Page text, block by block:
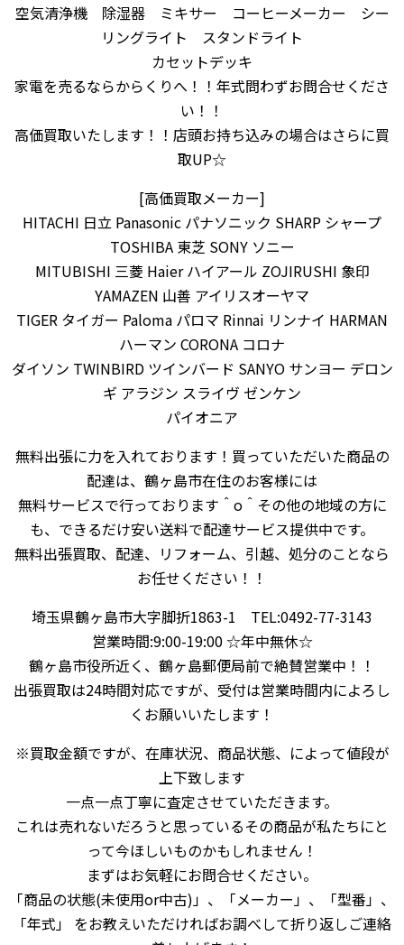
空気清浄機 除湿器 ミキサー コーヒーメーカー シー
リングライト スタンドライト
カセットデッキ
家電を売るならからくりへ！！年式問わずお問合せくださ
い！！
高価買取いたします！！店頭お持ち込みの場合はさらに買
取UP☆
[高価買取メーカー]
HITACHI 日立 Panasonic パナソニック SHARP シャープ
TOSHIBA 東芝 SONY ソニー
MITUBISHI 三菱 Haier ハイアール ZOJIRUSHI 象印
YAMAZEN 山善 アイリスオーヤマ
TIGER タイガー Paloma パロマ Rinnai リンナイ HARMAN
ハーマン CORONA コロナ
ダイソン TWINBIRD ツインバード SANYO サンヨー デロン
ギ アラジン スライヴ ゼンケン
パイオニア
無料出張に力を入れております！買っていただいた商品の
配達は、鶴ヶ島市在住のお客様には
無料サービスで行っております＾o＾その他の地域の方に
も、できるだけ安い送料で配達サービス提供中です。
無料出張買取、配達、リフォーム、引越、処分のことなら
お任せください！！
埼玉県鶴ヶ島市大字脚折1863-1 TEL:0492-77-3143
営業時間:9:00-19:00 ☆年中無休☆
鶴ヶ島市役所近く、鶴ヶ島郵便局前で絶賛営業中！！
出張買取は24時間対応ですが、受付は営業時間内によろし
くお願いいたします！
※買取金額ですが、在庫状況、商品状態、によって値段が
上下致します
一点一点丁寧に査定させていただきます。
これは売れないだろうと思っているその商品が私たちにと
って今ほしいものかもしれません！
まずはお気軽にお問合せください。
「商品の状態(未使用or中古)」、「メーカー」、「型番」、
「年式」 をお教えいただければお調べして折り返しご連絡